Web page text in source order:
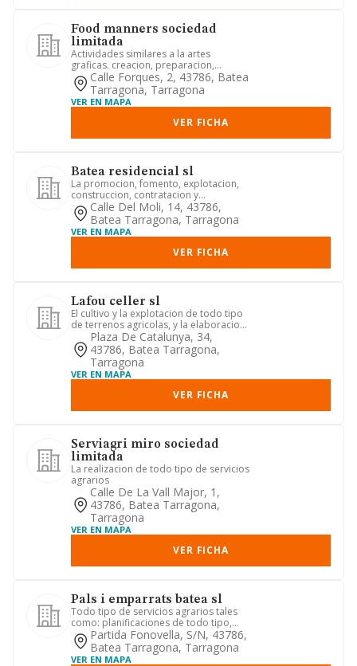
Food manners sociedad
limitada
Actividades similares a la artes
graficas. creacion, preparacion,
comercializacion, programacion y ...
Calle Forques, 2, 43786, Batea
Tarragona, Tarragona
VER EN MAPA
VER FICHA
Batea residencial sl
La promocion, fomento, explotacion,
construccion, contratacion y
edificacion de inmuebles de toda c...
Calle Del Moli, 14, 43786,
Batea Tarragona, Tarragona
VER EN MAPA
VER FICHA
Lafou celler sl
El cultivo y la explotacion de todo tipo
de terrenos agricolas, y la elaboracion,
crianza, comercia...
Plaza De Catalunya, 34,
43786, Batea Tarragona,
Tarragona
VER EN MAPA
VER FICHA
Serviagri miro sociedad
limitada
La realizacion de todo tipo de servicios
agrarios
Calle De La Vall Major, 1,
43786, Batea Tarragona,
Tarragona
VER EN MAPA
VER FICHA
Pals i emparrats batea sl
Todo tipo de servicios agrarios tales
como: planificaciones de todo tipo,
tratamientos de fertiliza...
Partida Fonovella, S/n, 43786,
Batea Tarragona, Tarragona
VER EN MAPA